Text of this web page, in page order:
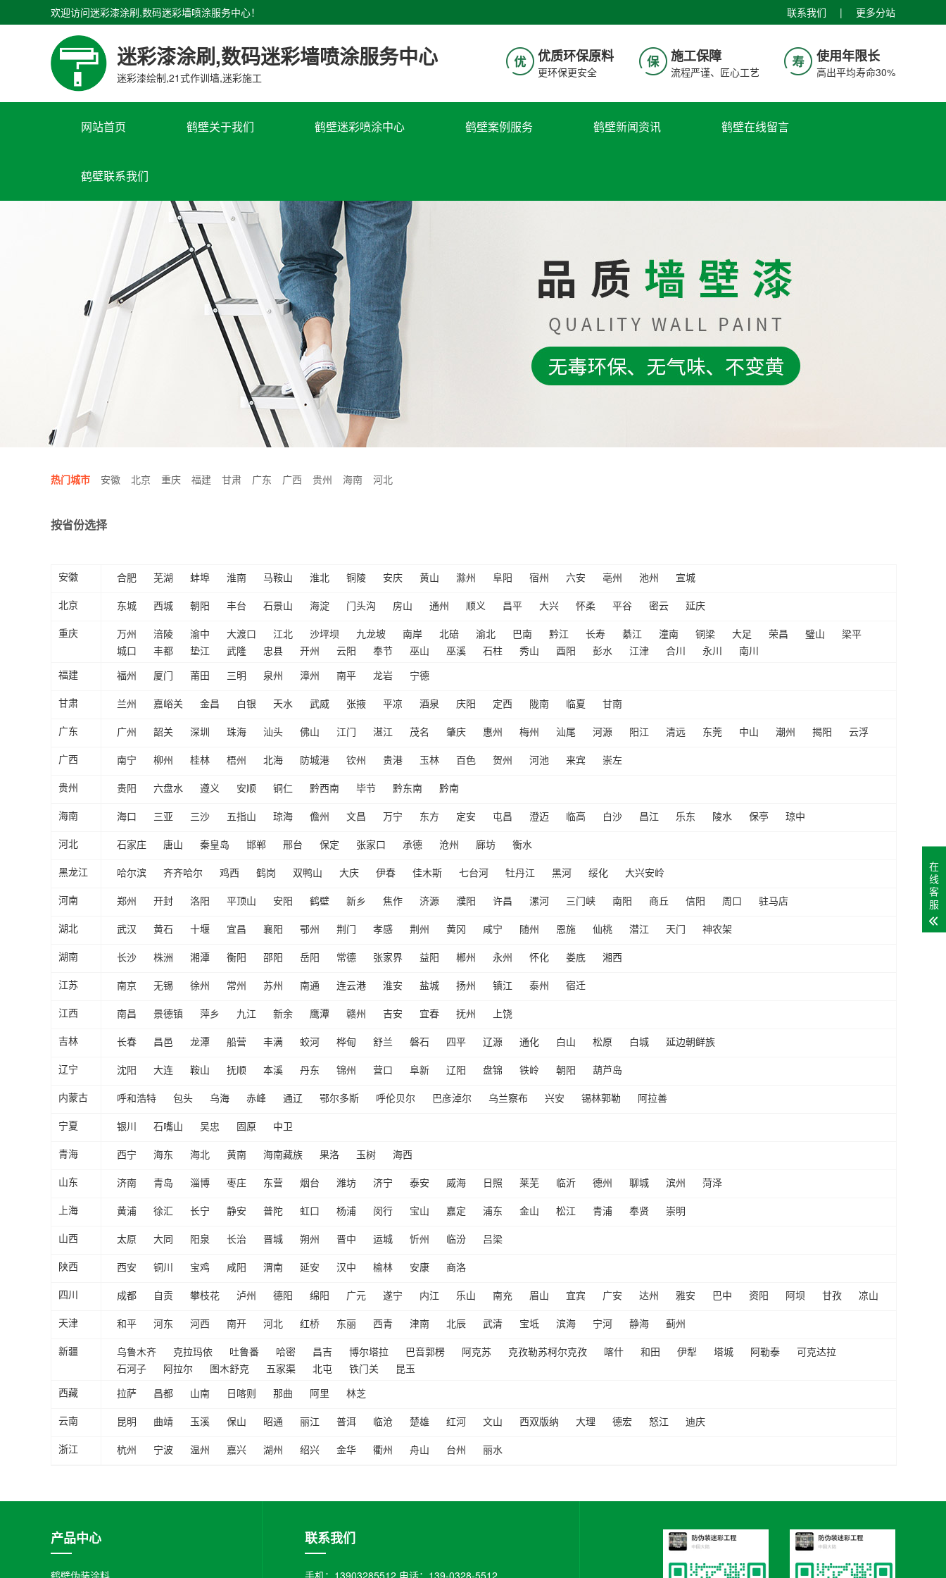
联系我们 | 更多分站
欢迎访问迷彩漆涂刷,数码迷彩墙喷涂服务中心！
迷彩漆涂刷,数码迷彩墙喷涂服务中心
迷彩漆绘制,21式作训墙,迷彩施工
优质环保原料​​​
更环保更安全​​
施工保障
流程严谨、匠心工艺
使用年限长
高出平均寿命30%
网站首页 鹤壁关于我们 鹤壁迷彩喷涂中心 鹤壁案例服务 鹤壁新闻资讯 鹤壁在线留言
鹤壁联系我们
热门城市 安徽 北京 重庆 福建 甘肃 广东 广西 贵州 海南 河北
按省份选择
安徽 合肥 芜湖 蚌埠 淮南 马鞍山 淮北 铜陵 安庆 黄山 滁州 阜阳 宿州 六安 亳州 池州 宣城
北京 东城 西城 朝阳 丰台 石景山 海淀 门头沟 房山 通州 顺义 昌平 大兴 怀柔 平谷 密云 延庆
重庆 万州 涪陵 渝中 大渡口 江北 沙坪坝 九龙坡 南岸 北碚 渝北 巴南 黔江 长寿 綦江 潼南 铜梁 大足 荣昌 璧山
梁平
城口
丰都 垫江 武隆 忠县 开州 云阳 奉节 巫山 巫溪 石柱 秀山 酉阳 彭水 江津 合川 永川 南川
福建 福州 厦门 莆田 三明 泉州 漳州 南平 龙岩 宁德
甘肃 兰州 嘉峪关 金昌 白银 天水 武威 张掖 平凉 酒泉 庆阳 定西 陇南 临夏 甘南
广东 广州 韶关 深圳 珠海 汕头 佛山 江门 湛江 茂名 肇庆 惠州 梅州 汕尾 河源 阳江 清远 东莞 中山 潮州 揭阳 云浮
广西 南宁 柳州 桂林 梧州 北海 防城港 钦州 贵港 玉林 百色 贺州 河池 来宾 崇左
贵州 贵阳 六盘水 遵义 安顺 铜仁 黔西南 毕节 黔东南 黔南
海南 海口 三亚 三沙 五指山 琼海 儋州 文昌 万宁 东方 定安 屯昌 澄迈 临高 白沙 昌江 乐东 陵水 保亭 琼中
河北 石家庄 唐山 秦皇岛 邯郸 邢台 保定 张家口 承德 沧州 廊坊 衡水
黑龙江 哈尔滨 齐齐哈尔 鸡西 鹤岗 双鸭山 大庆 伊春 佳木斯 七台河 牡丹江 黑河 绥化 大兴安岭
河南 郑州 开封 洛阳 平顶山 安阳 鹤壁 新乡 焦作 济源 濮阳 许昌 漯河 三门峡 南阳 商丘 信阳 周口 驻马店
湖北 武汉 黄石 十堰 宜昌 襄阳 鄂州 荆门 孝感 荆州 黄冈 咸宁 随州 恩施 仙桃 潜江 天门 神农架
湖南 长沙 株洲 湘潭 衡阳 邵阳 岳阳 常德 张家界 益阳 郴州 永州 怀化 娄底 湘西
江苏 南京 无锡 徐州 常州 苏州 南通 连云港 淮安 盐城 扬州 镇江 泰州 宿迁
江西 南昌 景德镇 萍乡 九江 新余 鹰潭 赣州 吉安 宜春 抚州 上饶
吉林 长春 昌邑 龙潭 船营 丰满 蛟河 桦甸 舒兰 磐石 四平 辽源 通化 白山 松原 白城 延边朝鲜族
辽宁 沈阳 大连 鞍山 抚顺 本溪 丹东 锦州 营口 阜新 辽阳 盘锦 铁岭 朝阳 葫芦岛
内蒙古 呼和浩特 包头 乌海 赤峰 通辽 鄂尔多斯 呼伦贝尔 巴彦淖尔 乌兰察布 兴安 锡林郭勒 阿拉善
宁夏 银川 石嘴山 吴忠 固原 中卫
青海 西宁 海东 海北 黄南 海南藏族 果洛 玉树 海西
山东 济南 青岛 淄博 枣庄 东营 烟台 潍坊 济宁 泰安 威海 日照 莱芜 临沂 德州 聊城 滨州 菏泽
上海 黄浦 徐汇 长宁 静安 普陀 虹口 杨浦 闵行 宝山 嘉定 浦东 金山 松江 青浦 奉贤 崇明
山西 太原 大同 阳泉 长治 晋城 朔州 晋中 运城 忻州 临汾 吕梁
陕西 西安 铜川 宝鸡 咸阳 渭南 延安 汉中 榆林 安康 商洛
四川 成都 自贡 攀枝花 泸州 德阳 绵阳 广元 遂宁 内江 乐山 南充 眉山 宜宾 广安 达州 雅安 巴中 资阳 阿坝 甘孜 凉山
天津 和平 河东 河西 南开 河北 红桥 东丽 西青 津南 北辰 武清 宝坻 滨海 宁河 静海 蓟州
新疆 乌鲁木齐 克拉玛依 吐鲁番 哈密 昌吉 博尔塔拉 巴音郭楞 阿克苏 克孜勒苏柯尔克孜 喀什 和田 伊犁 塔城 阿勒泰
可克达拉
石河子
阿拉尔 图木舒克 五家渠 北屯 铁门关 昆玉
西藏 拉萨 昌都 山南 日喀则 那曲 阿里 林芝
云南 昆明 曲靖 玉溪 保山 昭通 丽江 普洱 临沧 楚雄 红河 文山 西双版纳 大理 德宏 怒江 迪庆
浙江 杭州 宁波 温州 嘉兴 湖州 绍兴 金华 衢州 舟山 台州 丽水
产品中心
鹤壁伪装涂料
联系我们
手机：13903285512 电话：139-0328-5512
在
线
客
服